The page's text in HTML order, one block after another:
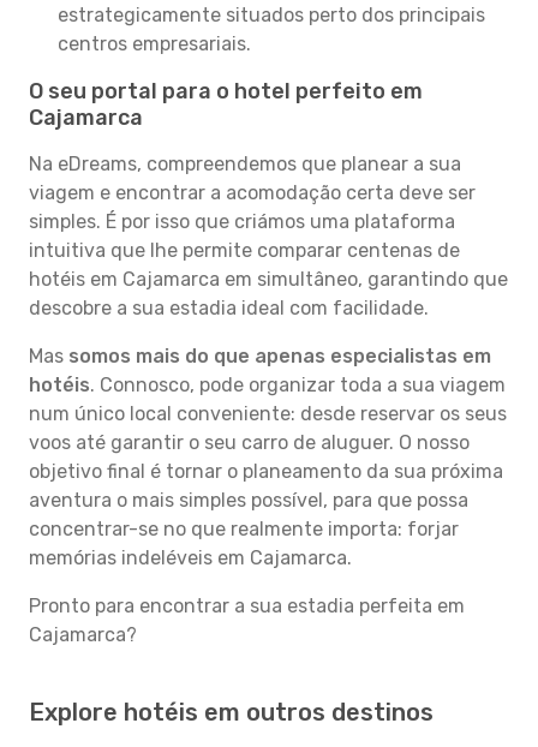
estrategicamente situados perto dos principais
centros empresariais.
O seu portal para o hotel perfeito em
Cajamarca
Na eDreams, compreendemos que planear a sua
viagem e encontrar a acomodação certa deve ser
simples. É por isso que criámos uma plataforma
intuitiva que lhe permite comparar centenas de
hotéis em Cajamarca em simultâneo, garantindo que
descobre a sua estadia ideal com facilidade.
Mas somos mais do que apenas especialistas em
hotéis. Connosco, pode organizar toda a sua viagem
num único local conveniente: desde reservar os seus
voos até garantir o seu carro de aluguer. O nosso
objetivo final é tornar o planeamento da sua próxima
aventura o mais simples possível, para que possa
concentrar-se no que realmente importa: forjar
memórias indeléveis em Cajamarca.
Pronto para encontrar a sua estadia perfeita em
Cajamarca?
Explore hotéis em outros destinos